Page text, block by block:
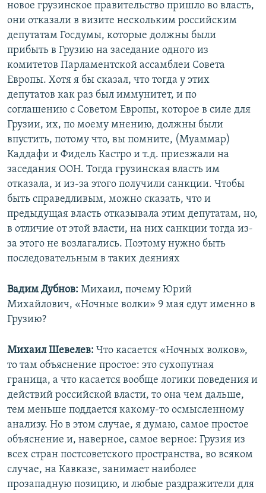
новое грузинское правительство пришло во власть,
они отказали в визите нескольким российским
депутатам Госдумы, которые должны были
прибыть в Грузию на заседание одного из
комитетов Парламентской ассамблеи Совета
Европы. Хотя я бы сказал, что тогда у этих
депутатов как раз был иммунитет, и по
соглашению с Советом Европы, которое в силе для
Грузии, их, по моему мнению, должны были
впустить, потому что, вы помните, (Муаммар)
Каддафи и Фидель Кастро и т.д. приезжали на
заседания ООН. Тогда грузинская власть им
отказала, и из-за этого получили санкции. Чтобы
быть справедливым, можно сказать, что и
предыдущая власть отказывала этим депутатам, но,
в отличие от этой власти, на них санкции тогда из-
за этого не возлагались. Поэтому нужно быть
последовательным в таких деяниях
Вадим Дубнов: Михаил, почему Юрий
Михайлович, «Ночные волки» 9 мая едут именно в
Грузию?
Михаил Шевелев: Что касается «Ночных волков»,
то там объяснение простое: это сухопутная
граница, а что касается вообще логики поведения и
действий российской власти, то она чем дальше,
тем меньше поддается какому-то осмысленному
анализу. Но в этом случае, я думаю, самое простое
объяснение и, наверное, самое верное: Грузия из
всех стран постсоветского пространства, во всяком
случае, на Кавказе, занимает наиболее
прозападную позицию, и любые раздражители для